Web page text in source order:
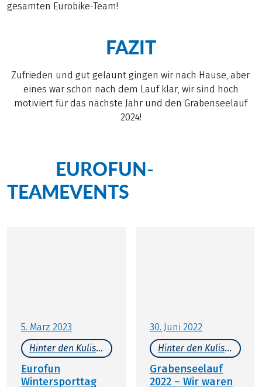
gesamten Eurobike-Team!
FAZIT
Zufrieden und gut gelaunt gingen wir nach Hause, aber
eines war schon nach dem Lauf klar, wir sind hoch
motiviert für das nächste Jahr und den Grabenseelauf
2024!
EUROFUN-
TEAMEVENTS
5. März 2023
Hinter den Kulissen
Eurofun
Wintersporttag
30. Juni 2022
Hinter den Kulissen
Grabenseelauf
2022 – Wir waren